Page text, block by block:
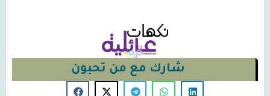
شارك مع من تحبون